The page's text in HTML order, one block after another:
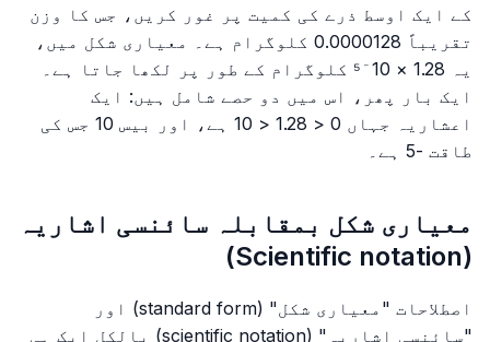
کے ایک اوسط ذرے کی کمیت پر غور کریں، جس کا وزن
تقریباً 0.0000128 کلوگرام ہے۔ معیاری شکل میں،
یہ 1.28 × 10⁻⁵ کلوگرام کے طور پر لکھا جاتا ہے۔
ایک بار پھر، اس میں دو حصے شامل ہیں: ایک
اعشاریہ جہاں 0 < 1.28 < 10 ہے، اور بیس 10 جس کی
طاقت -5 ہے۔
معیاری شکل بمقابلہ سائنسی اشاریہ
(Scientific notation)
اصطلاحات "معیاری شکل" (standard form) اور
"سائنسی اشاریہ" (scientific notation) بالکل ایک ہی